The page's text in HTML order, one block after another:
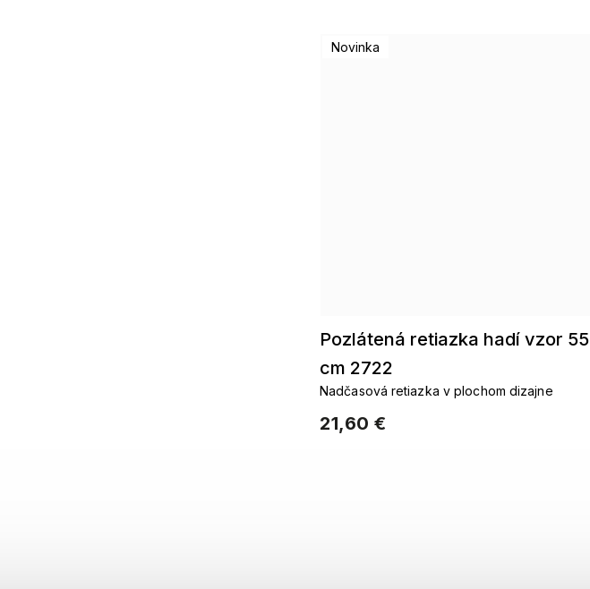
Novinka
Pozlátená retiazka hadí vzor 55
cm 2722
21,60 €
Nadčasová retiazka v plochom dizajne